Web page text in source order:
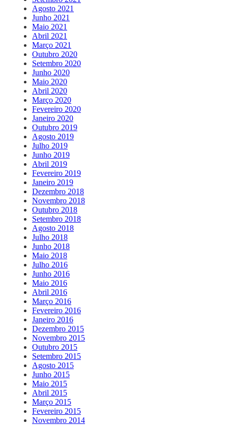
Agosto 2021
Junho 2021
Maio 2021
Abril 2021
Março 2021
Outubro 2020
Setembro 2020
Junho 2020
Maio 2020
Abril 2020
Março 2020
Fevereiro 2020
Janeiro 2020
Outubro 2019
Agosto 2019
Julho 2019
Junho 2019
Abril 2019
Fevereiro 2019
Janeiro 2019
Dezembro 2018
Novembro 2018
Outubro 2018
Setembro 2018
Agosto 2018
Julho 2018
Junho 2018
Maio 2018
Julho 2016
Junho 2016
Maio 2016
Abril 2016
Março 2016
Fevereiro 2016
Janeiro 2016
Dezembro 2015
Novembro 2015
Outubro 2015
Setembro 2015
Agosto 2015
Junho 2015
Maio 2015
Abril 2015
Março 2015
Fevereiro 2015
Novembro 2014